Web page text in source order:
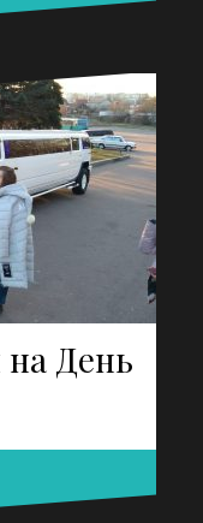
День